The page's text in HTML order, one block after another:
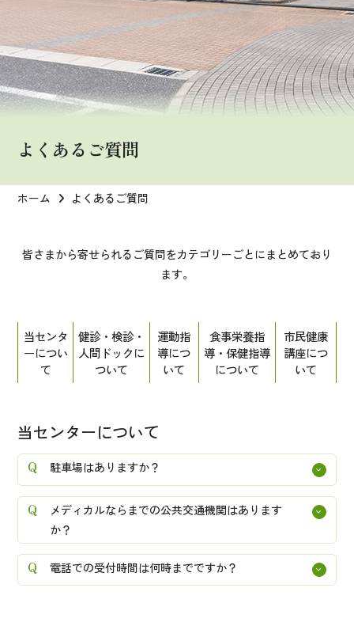
よくあるご質問
ホーム よくあるご質問
皆さまから寄せられるご質問をカテゴリーごとにまとめており
ます。
当センタ
ーについ
て
健診・検診・
人間ドックに
ついて
運動指
導につ
いて
食事栄養指
導・保健指導
について
市民健康
講座につ
いて
当センターについて
駐車場はありますか？
メディカルならまでの公共交通機関はあります
か？
電話での受付時間は何時までですか？